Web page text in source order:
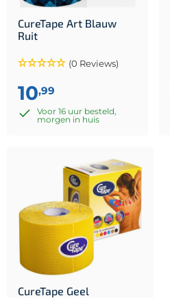
CureTape Art Blauw
Ruit
(0 Reviews)
10,99
Voor 16 uur besteld,
morgen in huis
CureTape Geel